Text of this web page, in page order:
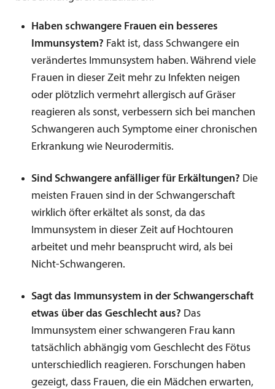
Haben schwangere Frauen ein besseres
Immunsystem? Fakt ist, dass Schwangere ein
verändertes Immunsystem haben. Während viele
Frauen in dieser Zeit mehr zu Infekten neigen
oder plötzlich vermehrt allergisch auf Gräser
reagieren als sonst, verbessern sich bei manchen
Schwangeren auch Symptome einer chronischen
Erkrankung wie Neurodermitis.
Sind Schwangere anfälliger für Erkältungen? Die
meisten Frauen sind in der Schwangerschaft
wirklich öfter erkältet als sonst, da das
Immunsystem in dieser Zeit auf Hochtouren
arbeitet und mehr beansprucht wird, als bei
Nicht-Schwangeren.
Sagt das Immunsystem in der Schwangerschaft
etwas über das Geschlecht aus? Das
Immunsystem einer schwangeren Frau kann
tatsächlich abhängig vom Geschlecht des Fötus
unterschiedlich reagieren. Forschungen haben
gezeigt, dass Frauen, die ein Mädchen erwarten,